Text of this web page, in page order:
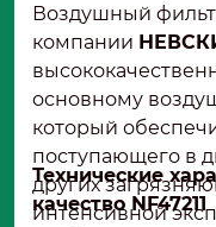
Воздушный
компании
основному
который
поступающего в
других
интенсивной
Технические
качество NF47211